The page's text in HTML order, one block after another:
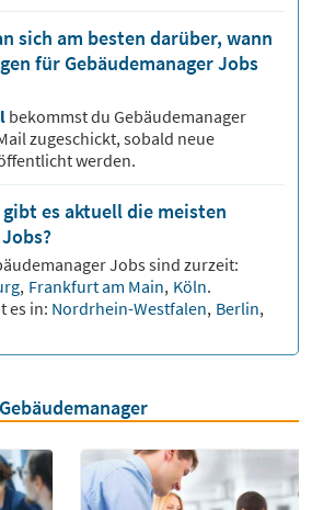
sich am besten darüber, wann
für Gebäudemanager Jobs
bekommst du Gebäudemanager
zugeschickt, sobald neue
werden.
es aktuell die meisten
Jobs sind zurzeit:
, Frankfurt am Main, Köln.
es in: Nordrhein-Westfalen, Berlin,